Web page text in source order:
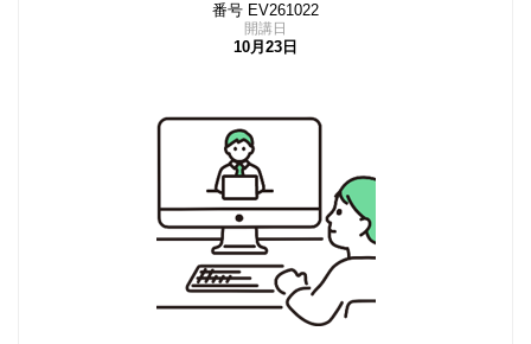
番号 EV261022
開講日
10月23日